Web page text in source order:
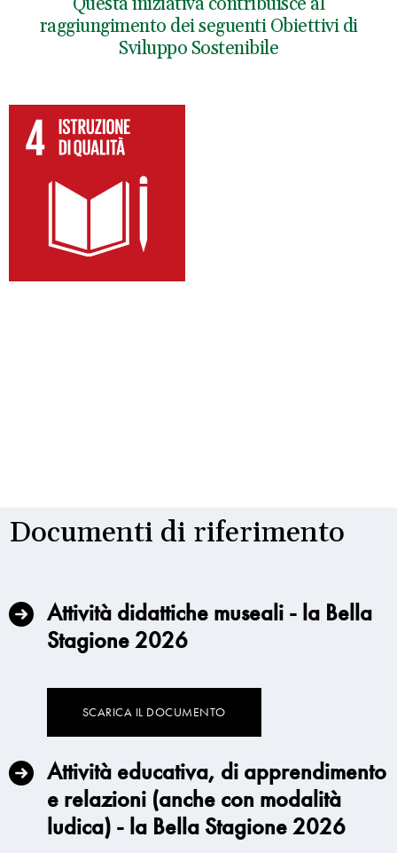
Questa iniziativa contribuisce al
raggiungimento dei seguenti Obiettivi di
Sviluppo Sostenibile
Documenti di riferimento
Attività didattiche museali - la Bella
Stagione 2026
SCARICA IL DOCUMENTO
Attività educativa, di apprendimento
e relazioni (anche con modalità
ludica) - la Bella Stagione 2026